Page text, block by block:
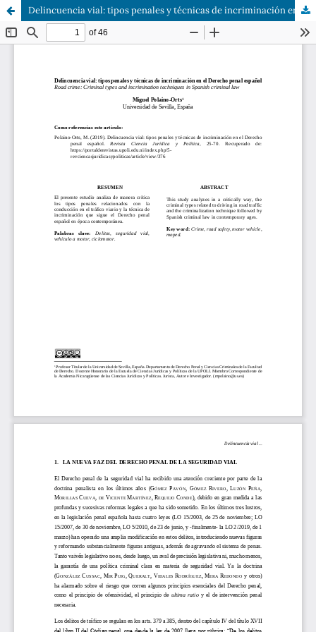
Delincuencia vial: tipos penales y técnicas de incriminación en el Derecho penal español